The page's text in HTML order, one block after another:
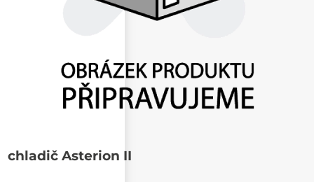
chladič Asterion II